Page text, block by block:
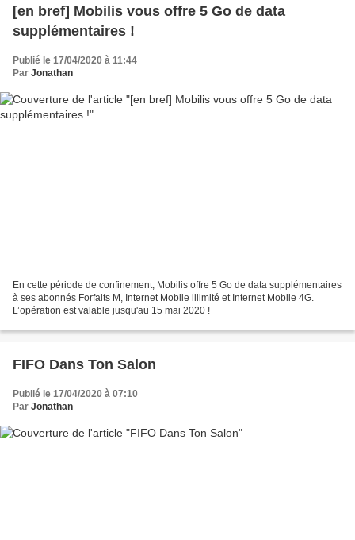
[en bref] Mobilis vous offre 5 Go de data
supplémentaires !
Publié le 17/04/2020 à 11:44
Par Jonathan
En cette période de confinement, Mobilis offre 5 Go de data supplémentaires
à ses abonnés Forfaits M, Internet Mobile illimité et Internet Mobile 4G.
L’opération est valable jusqu'au 15 mai 2020 !
FIFO Dans Ton Salon
Publié le 17/04/2020 à 07:10
Par Jonathan